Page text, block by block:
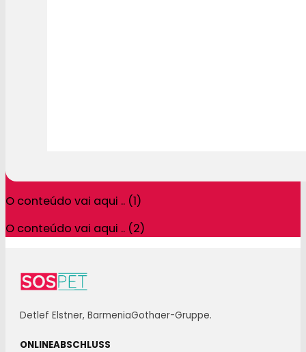
O conteúdo vai aqui .. (1)
O conteúdo vai aqui .. (2)
Detlef Elstner, BarmeniaGothaer-Gruppe.
ONLINEABSCHLUSS